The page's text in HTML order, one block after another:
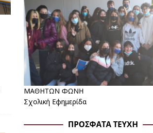
ΜΑΘΗΤΩΝ ΦΩΝΗ
Σχολική Εφημερίδα
ΠΡΌΣΦΑΤΑ ΤΕΎΧΗ